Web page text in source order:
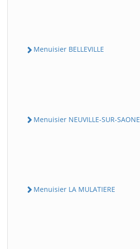
Menuisier BELLEVILLE
Menuisier NEUVILLE-SUR-SAONE
Menuisier LA MULATIERE